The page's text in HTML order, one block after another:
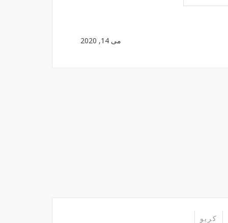
می 14, 2020
کریو